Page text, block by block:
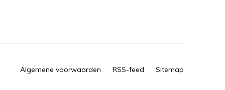
Algemene voorwaarden RSS-feed Sitemap